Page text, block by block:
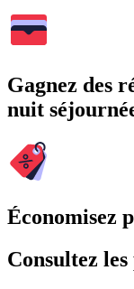
Gagnez des
nuit
Économisez
Consultez